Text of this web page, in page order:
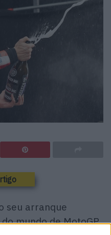
seu arranque
mundo de MotoGP